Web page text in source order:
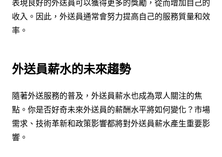
表現良好的外送員可以獲得更多的獎勵，從而增加自己的
收入。因此，外送員通常會努力提高自己的服務質量和效
率。
外送員薪水的未來趨勢
隨著外送服務的普及，外送員薪水也成為眾人關注的焦
點。你是否好奇未來外送員的薪酬水平將如何變化？市場
需求、技術革新和政策影響都將對外送員薪水產生重要影
響。